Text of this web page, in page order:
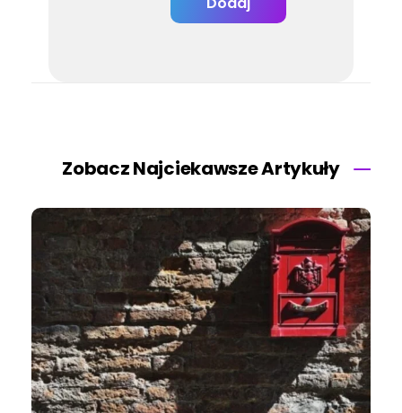
Zobacz Najciekawsze Artykuły